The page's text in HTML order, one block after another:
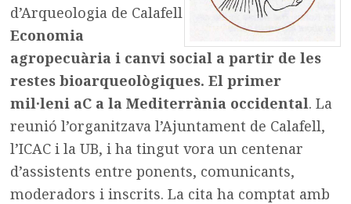
d’Arqueologia de Calafell
Economia
agropecuària i canvi social a partir de les
restes bioarqueològiques. El primer
mil·leni aC a la Mediterrània occidental. La
reunió l’organitzava l’Ajuntament de Calafell,
l’ICAC i la UB, i ha tingut vora un centenar
d’assistents entre ponents, comunicants,
moderadors i inscrits. La cita ha comptat amb